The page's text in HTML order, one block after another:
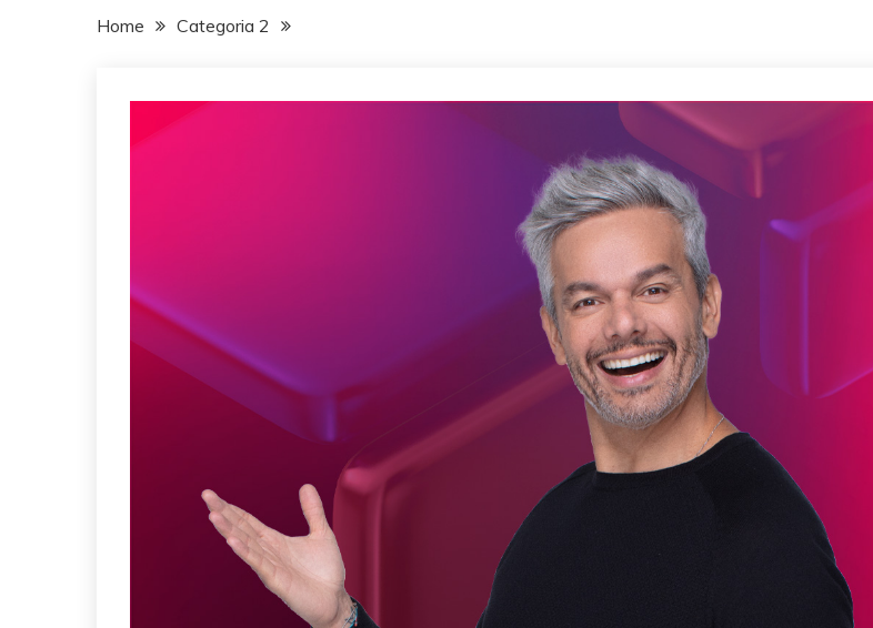
Home Categoria 2